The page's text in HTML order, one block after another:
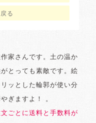
る
家さんです。土の温か
とっても素敵です。絵
ッとした輪郭が使い分
ぎますよ！ 。
ごとに送料と手数料が